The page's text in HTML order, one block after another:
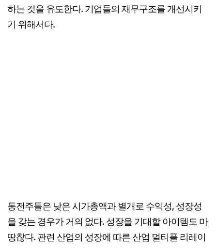
하는 것을 유도한다. 기업들의 재무구조를 개선시키
기 위해서다.
동전주들은 낮은 시가총액과 별개로 수익성, 성장성
을 갖는 경우가 거의 없다. 성장을 기대할 아이템도 마
땅찮다. 관련 산업의 성장에 따른 산업 멀티플 리레이